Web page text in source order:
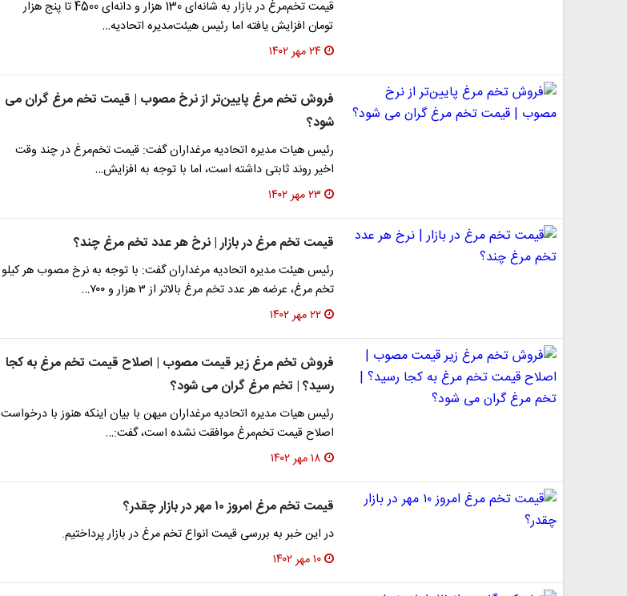
قیمت تخم‌مرغ در بازار به شانه‌ای 130 هزار و دانه‌ای 4500 تا پنج هزار
تومان افزایش یافته اما رئیس هیئت‌مدیره اتحادیه…
۲۴ مهر ۱۴۰۲
فروش تخم مرغ پایین‌تر از نرخ مصوب | قیمت تخم مرغ گران می
شود؟
رئیس هیات مدیره اتحادیه مرغداران گفت: قیمت تخم‌مرغ در چند وقت
اخیر روند ثابتی داشته است، اما با توجه به افزایش…
۲۳ مهر ۱۴۰۲
قیمت تخم مرغ در بازار | نرخ هر عدد تخم مرغ چند؟
رئیس هیئت مدیره اتحادیه مرغداران گفت: با توجه به نرخ مصوب هر کیلو
تخم مرغ، عرضه هر عدد تخم مرغ بالاتر از ۳ هزار و ۷۰۰…
۲۲ مهر ۱۴۰۲
فروش تخم مرغ زیر قیمت مصوب | اصلاح قیمت تخم مرغ به کجا
رسید؟ | تخم مرغ گران می شود؟
رئیس هیات مدیره اتحادیه مرغداران میهن با بیان اینکه هنوز با درخواست
اصلاح قیمت تخم‌مرغ موافقت نشده است، گفت:…
۱۸ مهر ۱۴۰۲
قیمت تخم مرغ امروز ۱۰ مهر در بازار چقدر؟
در این خبر به بررسی قیمت انواع تخم مرغ در بازار پرداختیم.
۱۰ مهر ۱۴۰۲